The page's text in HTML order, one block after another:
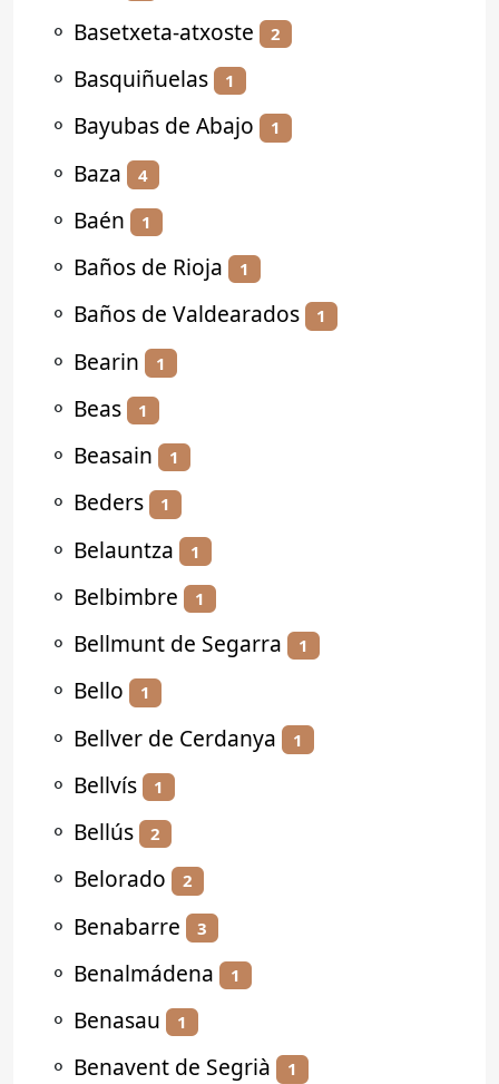
⚬ Basetxeta-atxoste 2
⚬ Basquiñuelas 1
⚬ Bayubas de Abajo 1
⚬ Baza 4
⚬ Baén 1
⚬ Baños de Rioja 1
⚬ Baños de Valdearados 1
⚬ Bearin 1
⚬ Beas 1
⚬ Beasain 1
⚬ Beders 1
⚬ Belauntza 1
⚬ Belbimbre 1
⚬ Bellmunt de Segarra 1
⚬ Bello 1
⚬ Bellver de Cerdanya 1
⚬ Bellvís 1
⚬ Bellús 2
⚬ Belorado 2
⚬ Benabarre 3
⚬ Benalmádena 1
⚬ Benasau 1
⚬ Benavent de Segrià 1